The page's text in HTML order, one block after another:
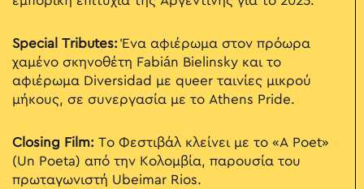
Special Tributes: Ένα αφιέρωμα στον πρόωρα
χαμένο σκηνοθέτη Fabián Bielinsky και το
αφιέρωμα Diversidad με queer ταινίες μικρού
μήκους, σε συνεργασία με το Athens Pride.
Closing Film: Το Φεστιβάλ κλείνει με το «A Poet»
(Un Poeta) από την Κολομβία, παρουσία του
πρωταγωνιστή Ubeimar Rios.